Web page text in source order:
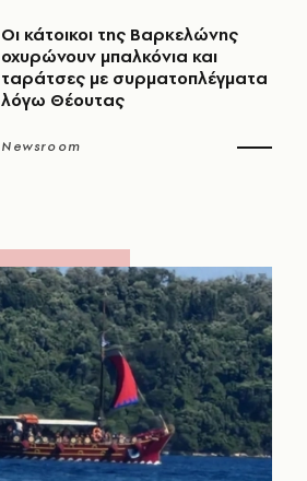
Οι κάτοικοι της Βαρκελώνης
οχυρώνουν μπαλκόνια και
ταράτσες με συρματοπλέγματα
λόγω Θέουτας
Newsroom